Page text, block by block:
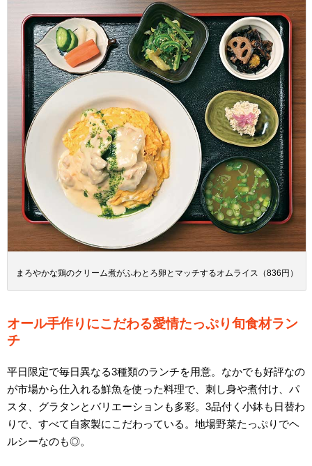
まろやかな鶏のクリーム煮がふわとろ卵とマッチするオムライス（836円）
オール手作りにこだわる愛情たっぷり旬食材ラン
チ
平日限定で毎日異なる3種類のランチを用意。なかでも好評なの
が市場から仕入れる鮮魚を使った料理で、刺し身や煮付け、パ
スタ、グラタンとバリエーションも多彩。3品付く小鉢も日替わ
りで、すべて自家製にこだわっている。地場野菜たっぷりでヘ
ルシーなのも◎。